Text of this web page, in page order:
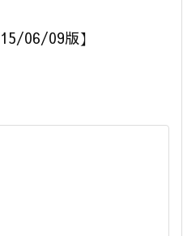
06/09版】